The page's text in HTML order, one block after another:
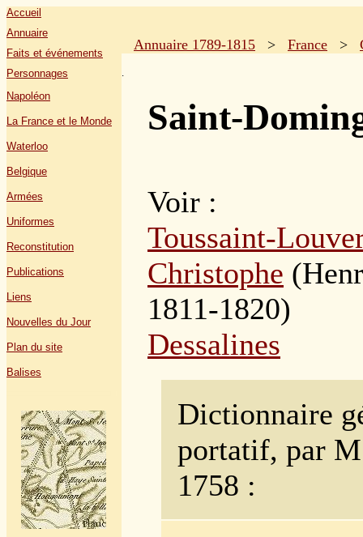
Accueil
Annuaire
Faits et événements
Personnages
Napoléon
La France et le Monde
Waterloo
Belgique
Armées
Uniformes
Reconstitution
Publications
Liens
Nouvelles du Jour
Plan du site
Balises
Annuaire 1789-1815 > France >
.
Saint-
Voir :
Toussaint-
Christophe
1811-1820)
Dessalines
Dictionnaire
portatif, par
1758 :